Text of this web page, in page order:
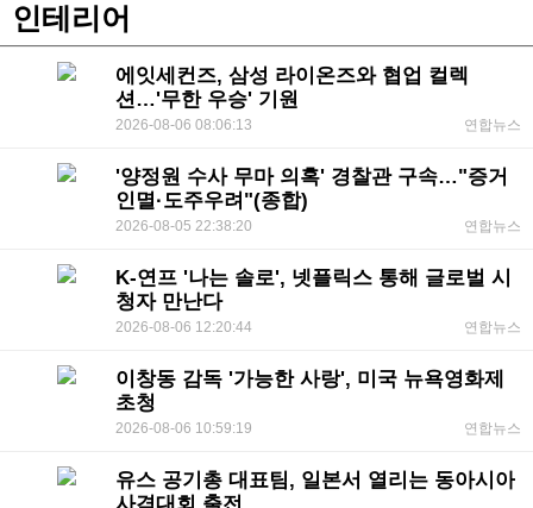
인테리어
에잇세컨즈, 삼성 라이온즈와 협업 컬렉
션…'무한 우승' 기원
2026-08-06 08:06:13 연합뉴스
'양정원 수사 무마 의혹' 경찰관 구속…"증거
인멸·도주우려"(종합)
2026-08-05 22:38:20 연합뉴스
K-연프 '나는 솔로', 넷플릭스 통해 글로벌 시
청자 만난다
2026-08-06 12:20:44 연합뉴스
이창동 감독 '가능한 사랑', 미국 뉴욕영화제
초청
2026-08-06 10:59:19 연합뉴스
유스 공기총 대표팀, 일본서 열리는 동아시아
사격대회 출전